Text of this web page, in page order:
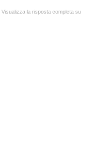
Visualizza la risposta completa su